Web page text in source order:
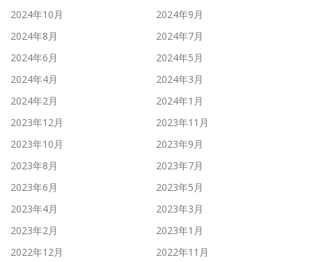
2024年10月
2024年9月
2024年8月
2024年7月
2024年6月
2024年5月
2024年4月
2024年3月
2024年2月
2024年1月
2023年12月
2023年11月
2023年10月
2023年9月
2023年8月
2023年7月
2023年6月
2023年5月
2023年4月
2023年3月
2023年2月
2023年1月
2022年12月
2022年11月